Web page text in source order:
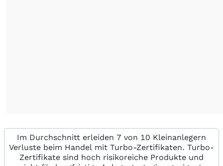
Im Durchschnitt erleiden 7 von 10 Kleinanlegern
Verluste beim Handel mit Turbo-Zertifikaten. Turbo-
Zertifikate sind hoch risikoreiche Produkte und